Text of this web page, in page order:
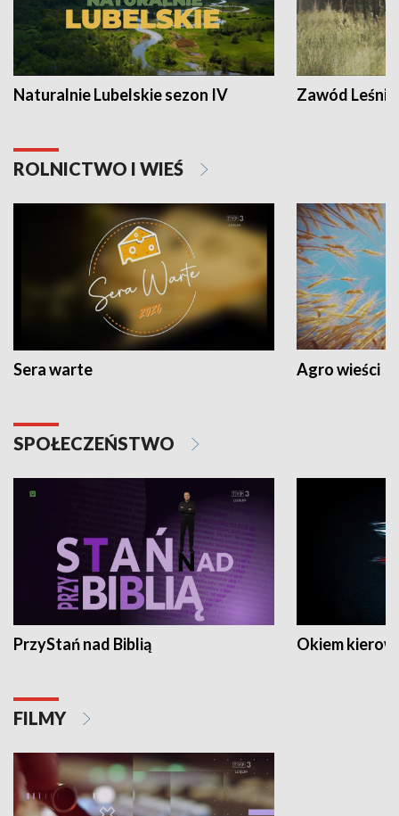
Naturalnie Lubelskie sezon IV Zawód Leśnik
ROLNICTWO I WIEŚ
Sera warte Agro wieści
SPOŁECZEŃSTWO
PrzyStań nad Biblią Okiem
FILMY